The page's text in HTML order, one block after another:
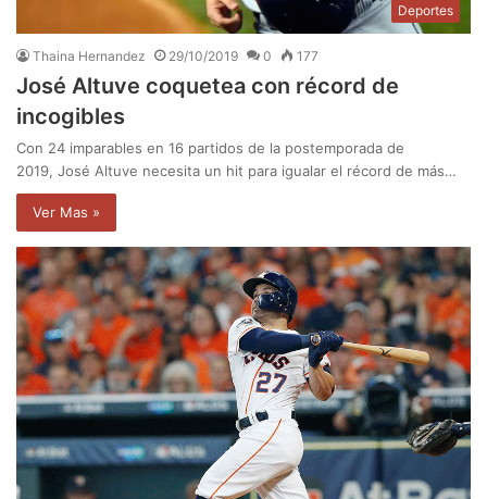
Deportes
Thaina Hernandez 29/10/2019 0 177
José Altuve coquetea con récord de
incogibles
Con 24 imparables en 16 partidos de la postemporada de
2019, José Altuve necesita un hit para igualar el récord de más…
Ver Mas »